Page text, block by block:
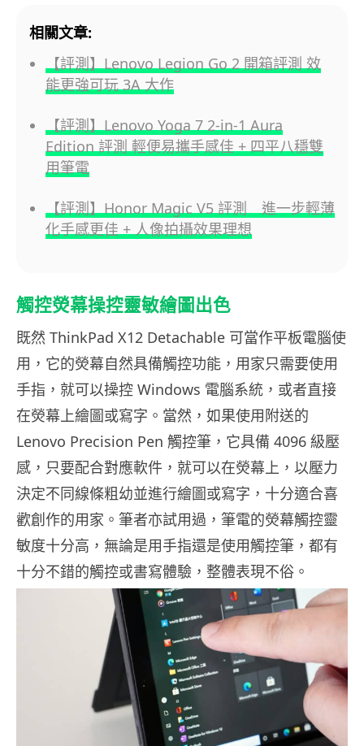
相關文章:
【評測】Lenovo Legion Go 2 開箱評測 效
能更強可玩 3A 大作
【評測】Lenovo Yoga 7 2-in-1 Aura
Edition 評測 輕便易攜手感佳 + 四平八穩雙
用筆電
【評測】Honor Magic V5 評測 進一步輕薄
化手感更佳 + 人像拍攝效果理想
觸控熒幕操控靈敏繪圖出色
既然 ThinkPad X12 Detachable 可當作平板電腦使
用，它的熒幕自然具備觸控功能，用家只需要使用
手指，就可以操控 Windows 電腦系統，或者直接
在熒幕上繪圖或寫字。當然，如果使用附送的
Lenovo Precision Pen 觸控筆，它具備 4096 級壓
感，只要配合對應軟件，就可以在熒幕上，以壓力
決定不同線條粗幼並進行繪圖或寫字，十分適合喜
歡創作的用家。筆者亦試用過，筆電的熒幕觸控靈
敏度十分高，無論是用手指還是使用觸控筆，都有
十分不錯的觸控或書寫體驗，整體表現不俗。